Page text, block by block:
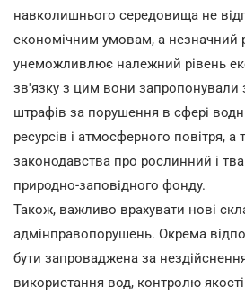
навколишнього середовища не
економічним умовам, а незначний
унеможливлює належний рівень
зв'язку з цим вони запропонували
штрафів за порушення в сфері
ресурсів і атмосферного повітря,
законодавства про рослинний і
природно-заповідного фонду.
Також, важливо врахувати нові
адмінправопорушень. Окрема
бути запроваджена за
використання вод, контролю якості